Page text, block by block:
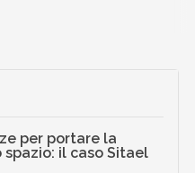
per portare la
spazio: il caso Sitael